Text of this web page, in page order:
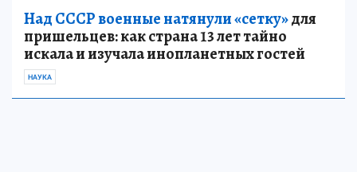
Над СССР военные натянули «сетку»для
пришельцев: как страна 13 лет тайно
искала и изучала инопланетных гостей
НАУКА